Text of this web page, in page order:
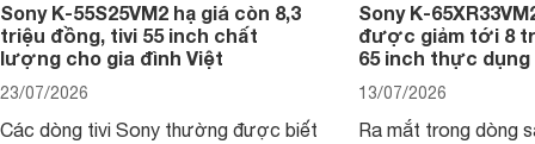
Sony K-55S25VM2 hạ giá còn 8,3
triệu đồng, tivi 55 inch chất
lượng cho gia đình Việt
23/07/2026
Các dòng tivi Sony thường được biết
Sony K-
được giảm tới 8
65 inch thực
13/07/2026
Ra mắt trong dòng